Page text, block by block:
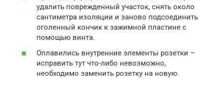
удалить поврежденный участок, снять около
сантиметра изоляции и заново подсоединить
оголенный кончик к зажимной пластине с
помощью винта.
Оплавились внутренние элементы розетки –
исправить тут что-либо невозможно,
необходимо заменить розетку на новую.